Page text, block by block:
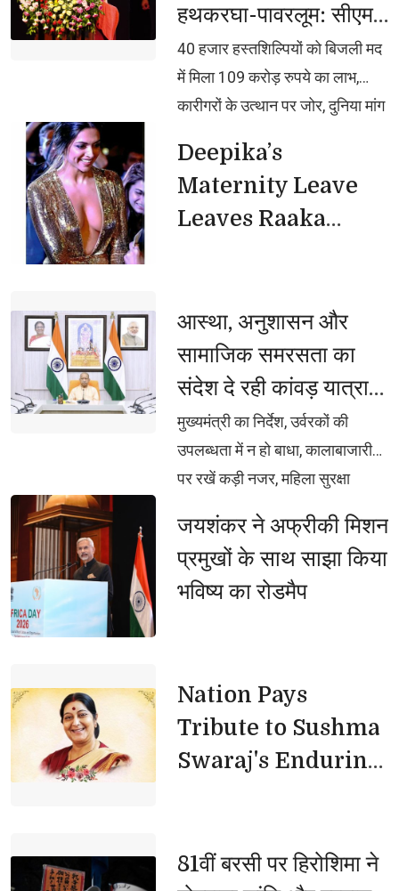
हथकरघा-पावरलूम: सीएम
योगी
40 हजार हस्तशिल्पियों को बिजली मद
में मिला 109 करोड़ रुपये का लाभ,
कारीगरों के उत्थान पर जोर, दुनिया मांग
टेक्नोलॉजी पर पूरा ध्यान दे रही सरकार,
देश की नई संसद में चमकी भदोही की
कालीन, वैश्विक बाजार में बढ़ी यूपी की
Deepika’s
Maternity Leave
Leaves Raaka
आस्था, अनुशासन और
सामाजिक समरसता का
संदेश दे रही कांवड़ यात्रा:
CM योगी
मुख्यमंत्री का निर्देश, उर्वरकों की
उपलब्धता में न हो बाधा, कालाबाजारी
पर रखें कड़ी नजर, महिला सुरक्षा
और प्रभावी बनाएं, बाढ़ प्रभावित क्षेत्रों
में राहत कार्यों में न आए कोई कमी,
तटबंधों की सुरक्षा बढ़ाएं, कटान
जयशंकर ने अफ्रीकी मिशन
प्रमुखों के साथ साझा किया
भविष्य का रोडमैप
Nation Pays
Tribute to Sushma
Swaraj's Enduring
81वीं बरसी पर हिरोशिमा ने